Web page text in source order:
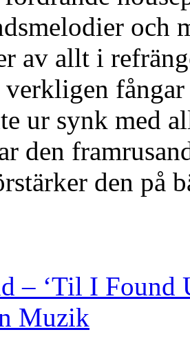
och
av allt i
verkligen
ur synk med
den
den på
– ‘Til I Found
Muzik